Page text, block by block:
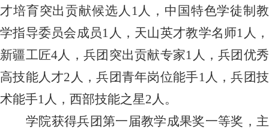
才培育突出贡献候选人1人，中国特色学徒制教
学指导委员会成员1人，天山英才教学名师1人，
新疆工匠4人，兵团突出贡献专家1人，兵团优秀
高技能人才2人，兵团青年岗位能手1人，兵团技
术能手1人，西部技能之星2人。
学院获得兵团第一届教学成果奖一等奖，主